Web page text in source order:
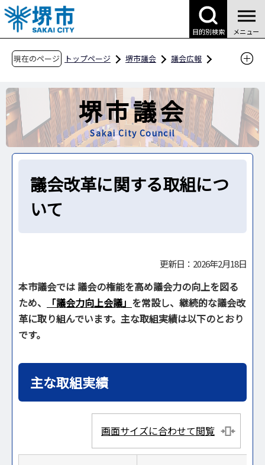
こ
の
ペ
の
先
頭
で
す
目的別検索 メニュー
現在のページ トップページ 堺市議会
議会広報
堺市議会
Sakai City Council
議会改革に関する取組につ
いて
更新日：2026年2月18日
本市議会では 議会の権能を高め議会力の向上を図る
ため、
「議会力向上会議」 を常設し、継続的な議会改
革に取り組んでいます。主な取組実績は以下のとおり
です。
主な取組実績
画面サイズに合わせて閲覧